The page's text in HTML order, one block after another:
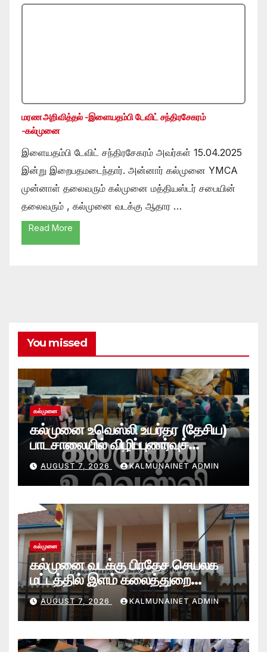
மரண அறிவித்தல் -இளையதம்பி டேவிட் சந்திரசேகரம்
-கல்முனை
இளையதம்பி டேவிட் சந்திரசேகரம் அவர்கள் 15.04.2025
இன்று இறைபதமடைந்தார். அன்னார் கல்முனை YMCA
முன்னாள் தலைவரும் கல்முனை மத்தியஸ்டர் சபையின்
தலைவரும் , கல்முனை வடக்கு ஆதார …
Read More
You missed
கல்முனை
கல்முனை உவெஸ்லி உயர்தர (தேசிய)
பாடசாலையில் விழிப்புணர்வுச்
செயலமர்வு
AUGUST 7, 2026 KALMUNAINET ADMIN
கல்முனை
கல்முனை வடக்கு பிரதேச செயலக
மட்டத்தில் இளம் கலைத்துறை
சாதனையாளர்களை உருவாக்கும்
தேசியஇளைஞர்விருது_விழா 2026
AUGUST 7, 2026 KALMUNAINET ADMIN